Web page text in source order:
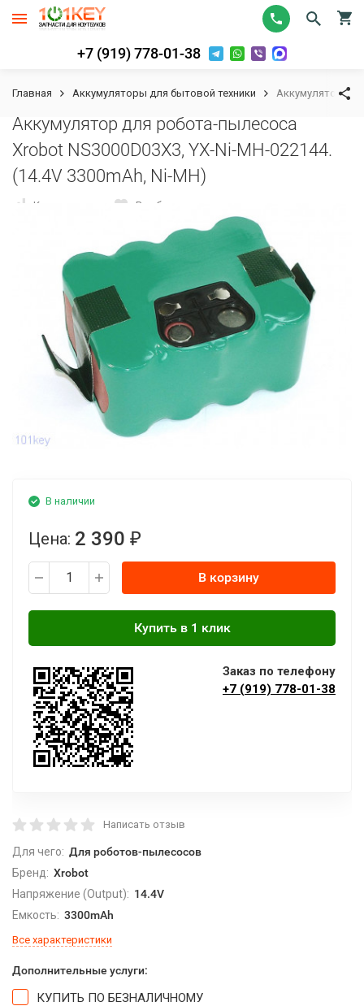
+7 (919) 778-01-38
Главная Аккумуляторы для бытовой техники Аккумулятор для
Аккумулятор для робота-пылесоса
Xrobot NS3000D03X3, YX-Ni-MH-022144.
(14.4V 3300mAh, Ni-MH)
К сравнению В избранное
В наличии
Цена: 2 390 ₽
В корзину
Заказ по телефону
+7 (919) 778-01-38
Написать отзыв
Для чего: Для роботов-пылесосов
Бренд: Xrobot
Напряжение (Output): 14.4V
Емкость: 3300mAh
Все характеристики
Дополнительные услуги:
КУПИТЬ ПО БЕЗНАЛИЧНОМУ